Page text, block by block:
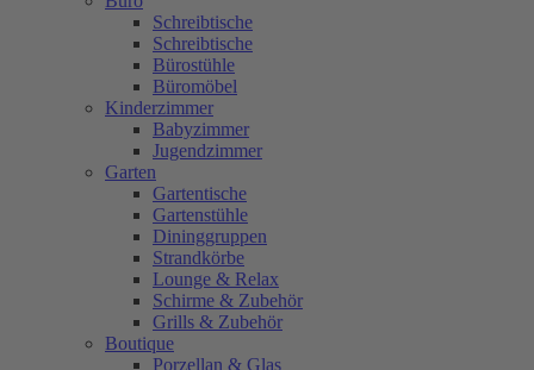
Schreibtische
Schreibtische
Bürostühle
Büromöbel
Kinderzimmer
Babyzimmer
Jugendzimmer
Garten
Gartentische
Gartenstühle
Dininggruppen
Strandkörbe
Lounge & Relax
Schirme & Zubehör
Grills & Zubehör
Boutique
Porzellan & Glas